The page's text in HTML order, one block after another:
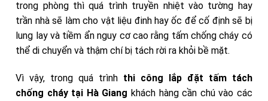
trong phòng thì quá trình truyền nhiệt vào tường hay
trần nhà sẽ làm cho vật liệu đinh hay ốc để cố định sẽ bị
lung lay và tiềm ẩn nguy cơ cao rằng tấm chống cháy có
thể di chuyển và thậm chí bị tách rời ra khỏi bề mặt.
Vì vậy, trong quá trình thi công lắp đặt tấm tách
chống cháy tại Hà Giang khách hàng cần chú vào các